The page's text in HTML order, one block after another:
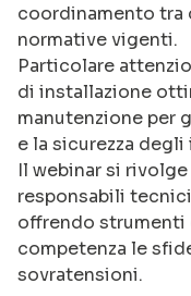
coordinamento
normative vigenti.
Particolare
di installazione
manutenzione per
e la sicurezza
Il webinar si
responsabili
offrendo strumenti
competenza le
sovratensioni.